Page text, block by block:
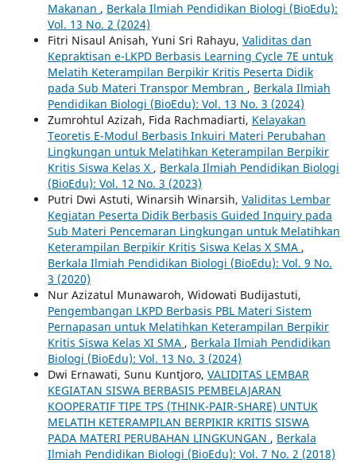
Makanan , Berkala Ilmiah Pendidikan Biologi (BioEdu):
Vol. 13 No. 2 (2024)
Fitri Nisaul Anisah, Yuni Sri Rahayu, Validitas dan
Kepraktisan e-LKPD Berbasis Learning Cycle 7E untuk
Melatih Keterampilan Berpikir Kritis Peserta Didik
pada Sub Materi Transpor Membran , Berkala Ilmiah
Pendidikan Biologi (BioEdu): Vol. 13 No. 3 (2024)
Zumrohtul Azizah, Fida Rachmadiarti, Kelayakan
Teoretis E-Modul Berbasis Inkuiri Materi Perubahan
Lingkungan untuk Melatihkan Keterampilan Berpikir
Kritis Siswa Kelas X , Berkala Ilmiah Pendidikan Biologi
(BioEdu): Vol. 12 No. 3 (2023)
Putri Dwi Astuti, Winarsih Winarsih, Validitas Lembar
Kegiatan Peserta Didik Berbasis Guided Inquiry pada
Sub Materi Pencemaran Lingkungan untuk Melatihkan
Keterampilan Berpikir Kritis Siswa Kelas X SMA ,
Berkala Ilmiah Pendidikan Biologi (BioEdu): Vol. 9 No.
3 (2020)
Nur Azizatul Munawaroh, Widowati Budijastuti,
Pengembangan LKPD Berbasis PBL Materi Sistem
Pernapasan untuk Melatihkan Keterampilan Berpikir
Kritis Siswa Kelas XI SMA , Berkala Ilmiah Pendidikan
Biologi (BioEdu): Vol. 13 No. 3 (2024)
Dwi Ernawati, Sunu Kuntjoro, VALIDITAS LEMBAR
KEGIATAN SISWA BERBASIS PEMBELAJARAN
KOOPERATIF TIPE TPS (THINK-PAIR-SHARE) UNTUK
MELATIH KETERAMPILAN BERPIKIR KRITIS SISWA
PADA MATERI PERUBAHAN LINGKUNGAN , Berkala
Ilmiah Pendidikan Biologi (BioEdu): Vol. 7 No. 2 (2018)